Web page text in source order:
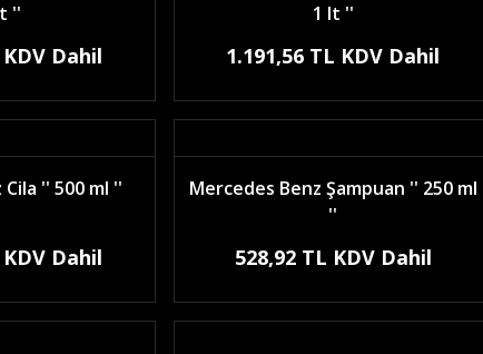
''
Dahil
1 lt ''
1.191,56 TL KDV Dahil
'' 500 ml ''
Dahil
Mercedes Benz Şampuan '' 250 ml
''
528,92 TL KDV Dahil